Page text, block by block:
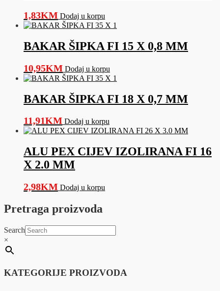
1,83KM Dodaj u korpu
BAKAR ŠIPKA FI 15 X 0,8 MM
10,95KM Dodaj u korpu
BAKAR ŠIPKA FI 18 X 0,7 MM
11,91KM Dodaj u korpu
ALU PEX CIJEV IZOLIRANA FI 16
X 2.0 MM
2,98KM Dodaj u korpu
Pretraga proizvoda
Search
×
KATEGORIJE PROIZVODA